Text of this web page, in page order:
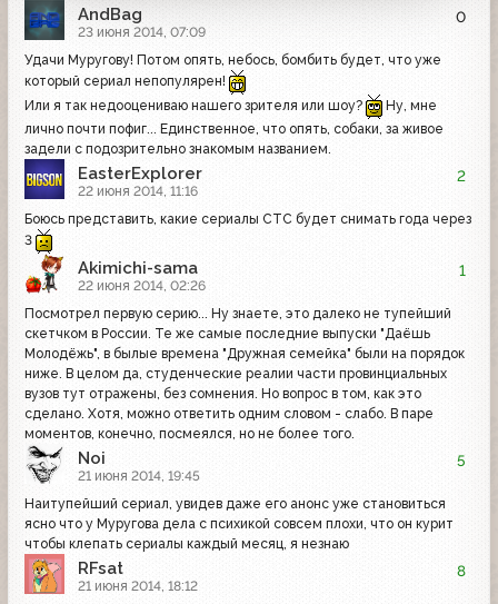
AndBag
23 июня 2014, 07:09
0
Удачи Муругову! Потом опять, небось, бомбить будет, что уже
который сериал непопулярен!
Или я так недооцениваю нашего зрителя или шоу?
Ну, мне
лично почти пофиг... Единственное, что опять, собаки, за живое
задели с подозрительно знакомым названием.
EasterExplorer
22 июня 2014, 11:16
2
Боюсь представить, какие сериалы СТС будет снимать года через
3
Akimichi-sama
22 июня 2014, 02:26
1
Посмотрел первую серию... Ну знаете, это далеко не тупейший
скетчком в России. Те же самые последние выпуски "Даёшь
Молодёжь", в былые времена "Дружная семейка" были на порядок
ниже. В целом да, студенческие реалии части провинциальных
вузов тут отражены, без сомнения. Но вопрос в том, как это
сделано. Хотя, можно ответить одним словом - слабо. В паре
моментов, конечно, посмеялся, но не более того.
Noi
21 июня 2014, 19:45
5
Наитупейший сериал, увидев даже его анонс уже становиться
ясно что у Муругова дела с психикой совсем плохи, что он курит
чтобы клепать сериалы каждый месяц, я незнаю
RFsat
21 июня 2014, 18:12
8